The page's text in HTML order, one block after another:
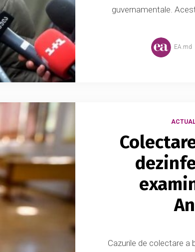
guvernamentale.
EA.md
Cazurile de colectare a